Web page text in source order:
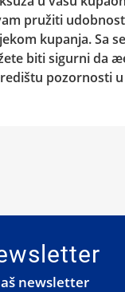
pružiti
kupanja. Sa
biti sigurni da
pozornosti
newsletter